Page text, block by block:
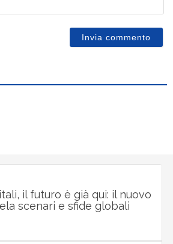
il futuro è già qui: il nuovo
scenari e sfide globali